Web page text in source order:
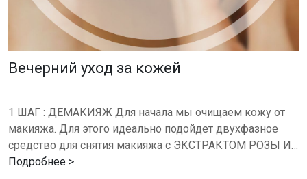
Вечерний уход за кожей
1 ШАГ : ДЕМАКИЯЖ Для начала мы очищаем кожу от
макияжа. Для этого идеально подойдет двухфазное
средство для снятия макияжа с ЭКСТРАКТОМ РОЗЫ И
ГРАНАТА. Средство тщательно удаляет даже стойкий
Подробнее >